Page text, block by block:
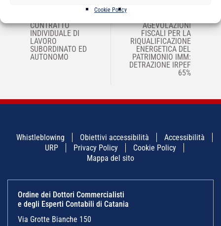
Cookie Policy
ARTICOLICONTRATTO
INDIVIDUALE DI
LAVORO
SUBORDINATO ED
AUTONOMO
AGEVOLAZIONI
FISCALI PER LA
RIQUALIFICAZIONE
ENERGETICA DEL
PATRIMONIO IMM:
DETRAZIONE IRPEF
65%
Whistleblowing Obiettivi accessibilità
Accessibilità
URP
Privacy Policy
Cookie Policy
Mappa del sito
Ordine dei Dottori Commercialisti
e degli Esperti Contabili di Catania
Via Grotte Bianche 150